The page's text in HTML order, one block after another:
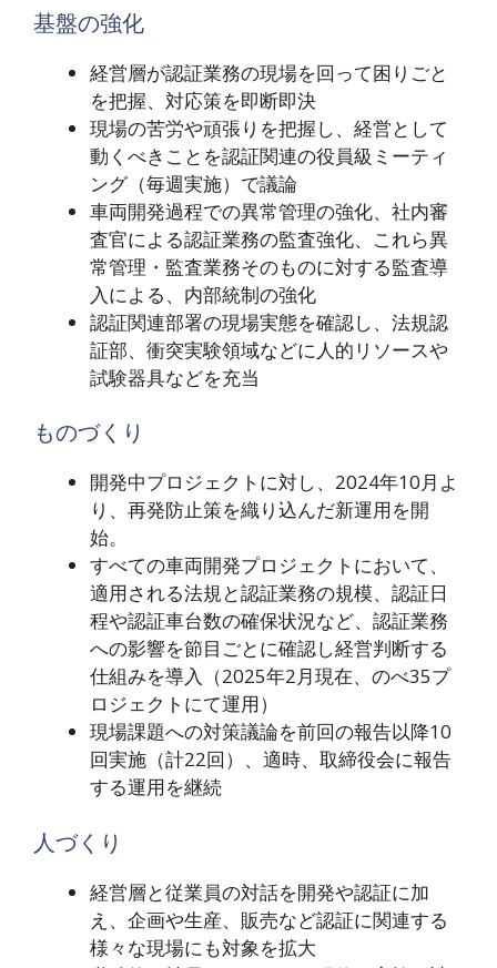
基盤の強化
経営層が認証業務の現場を回って困りごと
を把握、対応策を即断即決
現場の苦労や頑張りを把握し、経営として
動くべきことを認証関連の役員級ミーティ
ング（毎週実施）で議論
車両開発過程での異常管理の強化、社内審
査官による認証業務の監査強化、これら異
常管理・監査業務そのものに対する監査導
入による、内部統制の強化
認証関連部署の現場実態を確認し、法規認
証部、衝突実験領域などに人的リソースや
試験器具などを充当
ものづくり
開発中プロジェクトに対し、2024年10月よ
り、再発防止策を織り込んだ新運用を開
始。
すべての車両開発プロジェクトにおいて、
適用される法規と認証業務の規模、認証日
程や認証車台数の確保状況など、認証業務
への影響を節目ごとに確認し経営判断する
仕組みを導入（2025年2月現在、のべ35プ
ロジェクトにて運用）
現場課題への対策議論を前回の報告以降10
回実施（計22回）、適時、取締役会に報告
する運用を継続
人づくり
経営層と従業員の対話を開発や認証に加
え、企画や生産、販売など認証に関連する
様々な現場にも対象を拡大